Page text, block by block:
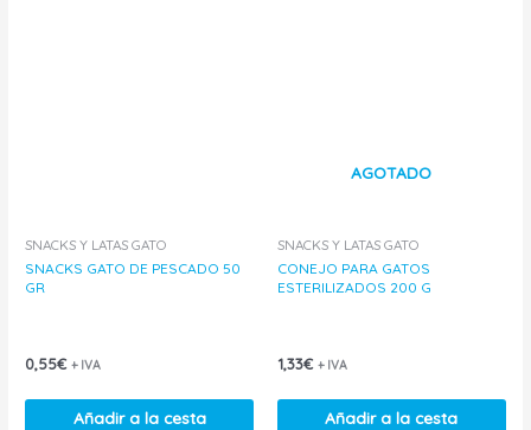
SNACKS Y LATAS GATO
SNACKS GATO DE PESCADO 50
GR
0,55€ + IVA
Añadir a la cesta
AGOTADO
SNACKS Y LATAS GATO
CONEJO PARA GATOS
ESTERILIZADOS 200 G
1,33€ + IVA
Añadir a la cesta